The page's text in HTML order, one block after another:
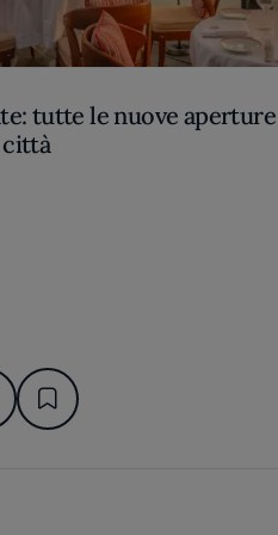
tutte le nuove
città